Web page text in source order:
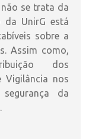
se trata da
da UnirG está
sobre a
Assim como,
dos
Vigilância nos
da